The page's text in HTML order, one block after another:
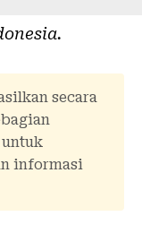
.
secara
informasi